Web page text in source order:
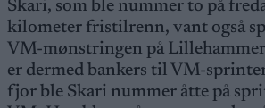
Skari, som ble nummer to på
kilometer fristilrenn, vant også
VM-mønstringen på Lillehammer
er dermed bankers til VM-
fjor ble Skari nummer åtte på